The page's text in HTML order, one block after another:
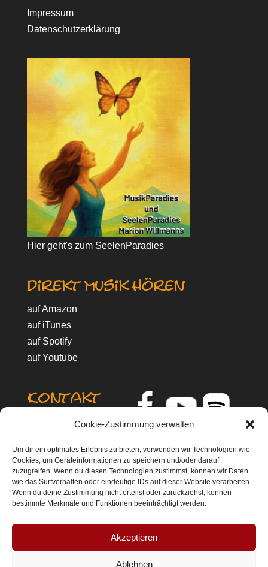
Cookie-Zustimmung verwalten
Um dir ein optimales Erlebnis zu bieten, verwenden wir Technologien wie
Cookies, um Geräteinformationen zu speichern und/oder darauf
zuzugreifen. Wenn du diesen Technologien zustimmst, können wir Daten
wie das Surfverhalten oder eindeutige IDs auf dieser Website verarbeiten.
Wenn du deine Zustimmung nicht erteilst oder zurückziehst, können
bestimmte Merkmale und Funktionen beeinträchtigt werden.
Akzeptieren
Ablehnen
Impressum
Datenschutzerklärung
Hier geht's zum SeelenParadies
direkt Musik hören
auf Amazon
auf iTunes
auf Spotify
auf Youtube
Kontakt
MusikParadies
Oberbreidenbacher Str. 27
51588 Nümbrecht
Oberbergischer Kreis, NRW
Telefon: 0 22 93 / 93 88 45
Mobil: 01 70 / 86 022 87